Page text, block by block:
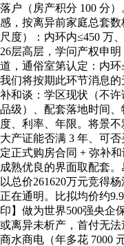
落户（房产积分 100 分
感，按离异前家庭总套
尺度）：内环内≤450 万
26层高层，学问产权申
道，通俗室第认定：内环
我们将按期此环节消息
补和谈：学区现状（不
品级）、配套落地时间
度、利率、年限。将景
大产证能否满 3 年、可
定正式购房合同 + 弥补
成熟优良的界面取配套
以总价261620万元竞得
正在通明。比拟均价约
印】做为世界500强央企
或离异未析产，首付无法
商水商电（年多花 7000